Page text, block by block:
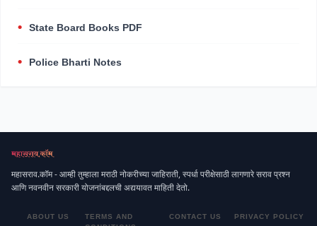
State Board Books PDF
Police Bharti Notes
महासराव.कॉम - आम्ही तुम्हाला मराठी नोकरीच्या जाहिराती, स्पर्धा परीक्षेसाठी लागणारे सराव प्रश्न
आणि नवनवीन सरकारी योजनांबद्दलची अद्ययावत माहिती देतो.
ABOUT US
TERMS AND
CONTACT US PRIVACY POLICY